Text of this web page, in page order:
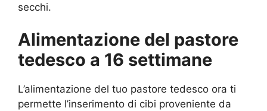
secchi.
Alimentazione del pastore
tedesco a 16 settimane
L’alimentazione del tuo pastore tedesco ora ti
permette l’inserimento di cibi proveniente da